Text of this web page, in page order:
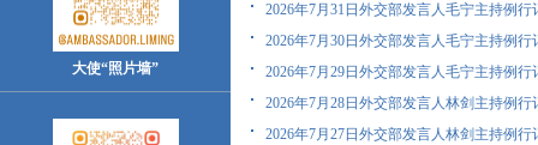
大使“照片墙”
2026年7月31日外交部发言人毛宁主持例行
2026年7月30日外交部发言人毛宁主持例行
2026年7月29日外交部发言人毛宁主持例行
2026年7月28日外交部发言人林剑主持例行
2026年7月27日外交部发言人林剑主持例行